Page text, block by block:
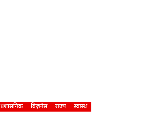
प्रशासनिक बिज़नेस राज्य स्वास्थ